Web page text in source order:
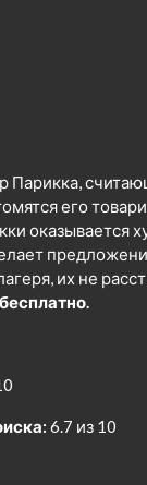
Парикка,
его
оказывается
их не
6.7 из 10